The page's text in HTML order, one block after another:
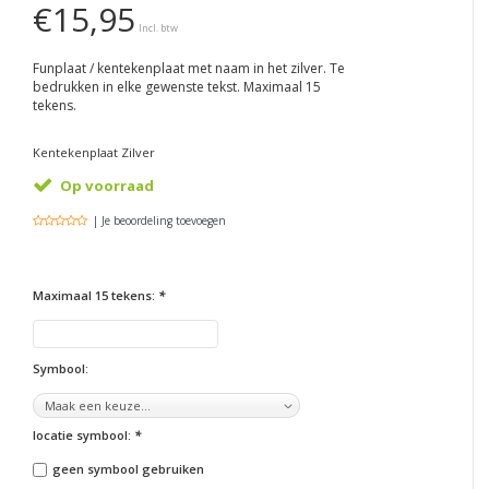
€15,95 Incl. btw
Funplaat / kentekenplaat met naam in het zilver. Te
bedrukken in elke gewenste tekst. Maximaal 15
tekens.
Kentekenplaat Zilver
Op voorraad
| Je beoordeling toevoegen
Maximaal 15 tekens: *
Symbool:
locatie symbool: *
geen symbool gebruiken